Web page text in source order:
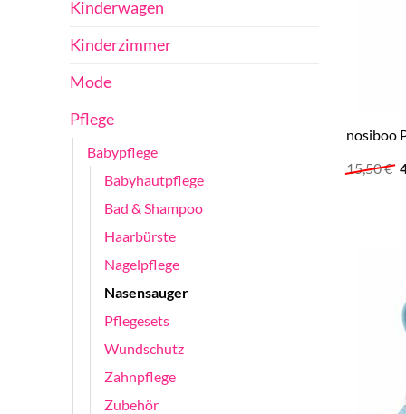
Kinderwagen
Kinderzimmer
Mode
Pflege
Babypflege
Babyhautpflege
Bad & Shampoo
Haarbürste
Nagelpflege
Nasensauger
Pflegesets
Wundschutz
Zahnpflege
Zubehör
nosiboo
15,50€